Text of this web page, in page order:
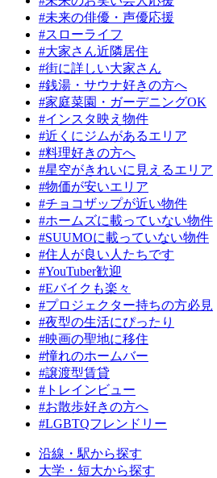
#未来の俳優・声優応援
#スローライフ
#大家さん近隣居住
#街に詳しい大家さん
#銭湯・サウナ好きの方へ
#家庭菜園・ガーデニングOK
#インスタ映え物件
#近くにジムがあるエリア
#料理好きの方へ
#星空がきれいに見えるエリア
#物価が安いエリア
#チョコザップが近い物件
#ホームズに載っていない物件
#SUUMOに載っていない物件
#住人が良い人たちです
#YouTuber歓迎
#Eバイクも楽々
#プロジェクター持ちの方必見
#夜型の生活にぴったり
#映画の聖地に移住
#憧れのホームバー
#譲渡型賃貸
#トレインビュー
#お散歩好きの方へ
#LGBTQフレンドリー
沿線・駅から探す
大学・短大から探す